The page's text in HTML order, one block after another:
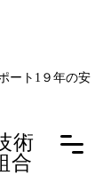
術
合
ート1９年の安